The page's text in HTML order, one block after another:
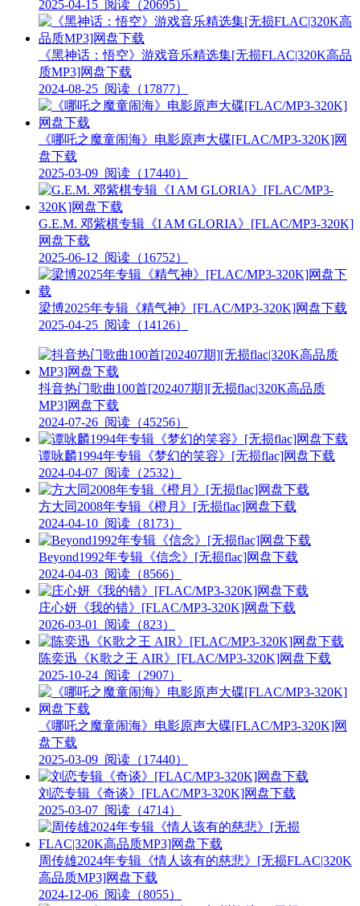
2025-04-15 阅读（20695）
《黑神话：悟空》游戏音乐精选集[无损FLAC|320K高品
质MP3]网盘下载
2024-08-25 阅读（17877）
《哪吒之魔童闹海》电影原声大碟[FLAC/MP3-320K]网
盘下载
2025-03-09 阅读（17440）
G.E.M. 邓紫棋专辑《I AM GLORIA》[FLAC/MP3-320K]
网盘下载
2025-06-12 阅读（16752）
梁博2025年专辑《精气神》[FLAC/MP3-320K]网盘下载
2025-04-25 阅读（14126）
抖音热门歌曲100首[202407期][无损flac|320K高品质
MP3]网盘下载
2024-07-26 阅读（45256）
谭咏麟1994年专辑《梦幻的笑容》[无损flac]网盘下载
2024-04-07 阅读（2532）
方大同2008年专辑《橙月》[无损flac]网盘下载
2024-04-10 阅读（8173）
Beyond1992年专辑《信念》[无损flac]网盘下载
2024-04-03 阅读（8566）
庄心妍《我的错》[FLAC/MP3-320K]网盘下载
2026-03-01
阅读（823）
陈奕迅《K歌之王 AIR》[FLAC/MP3-320K]网盘下载
2025-10-24 阅读（2907）
《哪吒之魔童闹海》电影原声大碟[FLAC/MP3-320K]网
盘下载
2025-03-09 阅读（17440）
刘恋专辑《奇谈》[FLAC/MP3-320K]网盘下载
2025-03-07 阅读（4714）
周传雄2024年专辑《情人该有的慈悲》[无损FLAC|320K
高品质MP3]网盘下载
2024-12-06 阅读（8055）